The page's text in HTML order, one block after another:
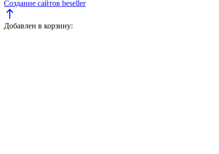
Создание сайтов beseller
north
Добавлен в корзину: